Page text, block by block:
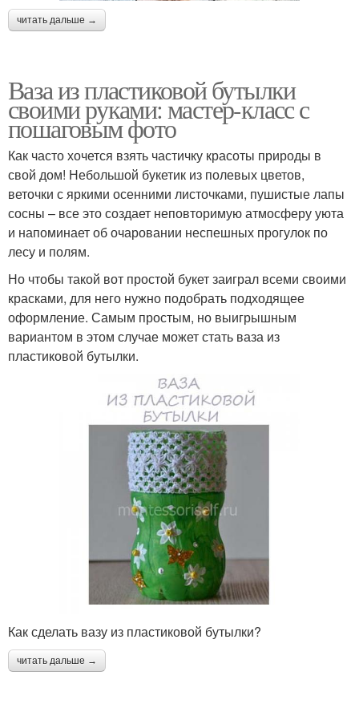
читать дальше →
Ваза из пластиковой бутылки
своими руками: мастер-класс с
пошаговым фото
Как часто хочется взять частичку красоты природы в
свой дом! Небольшой букетик из полевых цветов,
веточки с яркими осенними листочками, пушистые лапы
сосны – все это создает неповторимую атмосферу уюта
и напоминает об очаровании неспешных прогулок по
лесу и полям.
Но чтобы такой вот простой букет заиграл всеми своими
красками, для него нужно подобрать подходящее
оформление. Самым простым, но выигрышным
вариантом в этом случае может стать ваза из
пластиковой бутылки.
Как сделать вазу из пластиковой бутылки?
читать дальше →